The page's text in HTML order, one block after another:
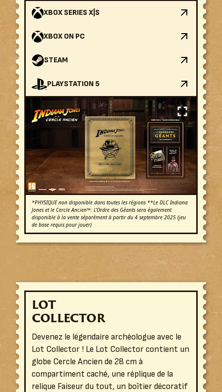
XBOX SERIES X|S
XBOX ON PC
STEAM
PLAYSTATION 5
*PHYSIQUE non disponible dans toutes les régions **Le DLC Indiana
Jones et le Cercle Ancien™: L'Ordre des Géants sera également
disponible à la vente séparément à partir du 4 septembre 2025 (jeu
de base requis pour jouer)
LOT
COLLECTOR
Devenez le légendaire archéologue avec le
Lot Collector ! Le Lot Collector contient un
globe Cercle Ancien de 28 cm à
compartiment caché, une réplique de la
relique Faiseur du tout, un boîtier décoratif